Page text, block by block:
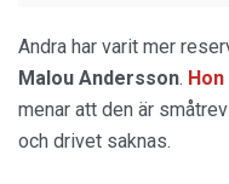
Andra har varit mer
Malou Andersson.
menar att den är
och drivet saknas.